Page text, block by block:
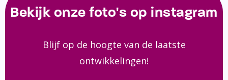
Bekijk onze foto's op instagram
Blijf op de hoogte van de laatste
ontwikkelingen!